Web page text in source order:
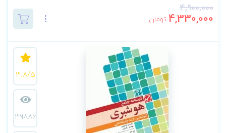
4,900,000
4,330,000 تومان
3.8/5
39886